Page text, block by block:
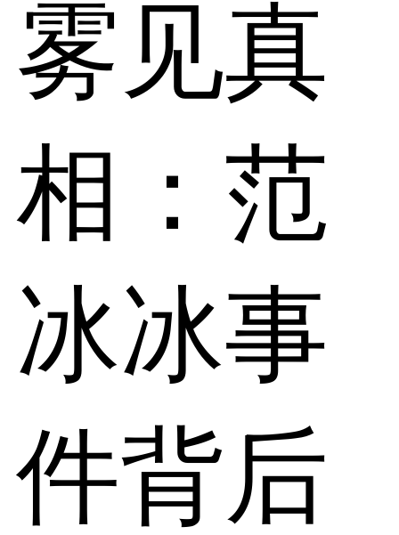
雾见真
相：范
冰冰事
件背后